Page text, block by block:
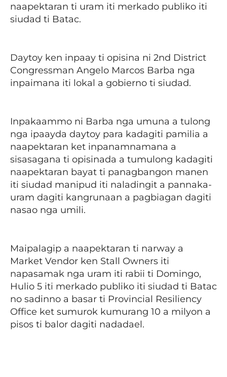
naapektaran ti uram iti merkado publiko iti
siudad ti Batac.
Daytoy ken inpaay ti opisina ni 2nd District
Congressman Angelo Marcos Barba nga
inpaimana iti lokal a gobierno ti siudad.
Inpakaammo ni Barba nga umuna a tulong
nga ipaayda daytoy para kadagiti pamilia a
naapektaran ket inpanamnamana a
sisasagana ti opisinada a tumulong kadagiti
naapektaran bayat ti panagbangon manen
iti siudad manipud iti naladingit a pannaka-
uram dagiti kangrunaan a pagbiagan dagiti
nasao nga umili.
Maipalagip a naapektaran ti narway a
Market Vendor ken Stall Owners iti
napasamak nga uram iti rabii ti Domingo,
Hulio 5 iti merkado publiko iti siudad ti Batac
no sadinno a basar ti Provincial Resiliency
Office ket sumurok kumurang 10 a milyon a
pisos ti balor dagiti nadadael.